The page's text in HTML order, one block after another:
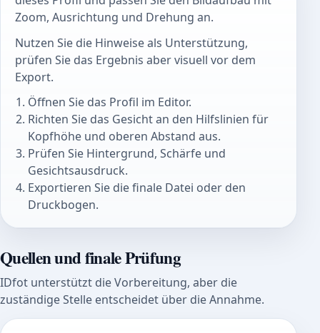
Zoom, Ausrichtung und Drehung an.
Nutzen Sie die Hinweise als Unterstützung,
prüfen Sie das Ergebnis aber visuell vor dem
Export.
Öffnen Sie das Profil im Editor.
Richten Sie das Gesicht an den Hilfslinien für
Kopfhöhe und oberen Abstand aus.
Prüfen Sie Hintergrund, Schärfe und
Gesichtsausdruck.
Exportieren Sie die finale Datei oder den
Druckbogen.
Quellen und finale Prüfung
IDfot unterstützt die Vorbereitung, aber die
zuständige Stelle entscheidet über die Annahme.